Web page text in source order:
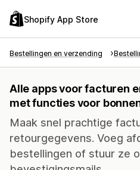
Shopify App Store
Bestellingen en verzending
Alle apps voor facturen
met functies voor
Maak snel prachtige
retourgegevens. Voeg
bestellingen of stuur ze